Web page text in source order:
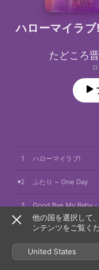
ハローマイラ
たどころ
1 ハローマイラブ!
2 ふたり ~ One Day
3 Good Bye My Baby
ハローマイラブ! (カラ
他の国を選択して
ンテンツをご覧く
United States